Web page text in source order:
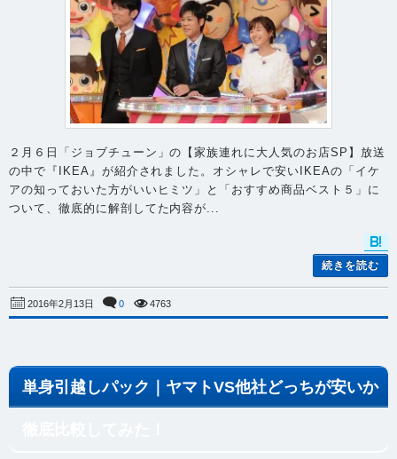
２月６日「ジョブチューン」の【家族連れに大人気のお店SP】放送
の中で『IKEA』が紹介されました。オシャレで安いIKEAの「イケ
アの知っておいた方がいいヒミツ」と「おすすめ商品ベスト５」に
ついて、徹底的に解剖してた内容が...
続きを読む
2016年2月13日 0 4763
単身引越しパック｜ヤマトVS他社どっちが安いか